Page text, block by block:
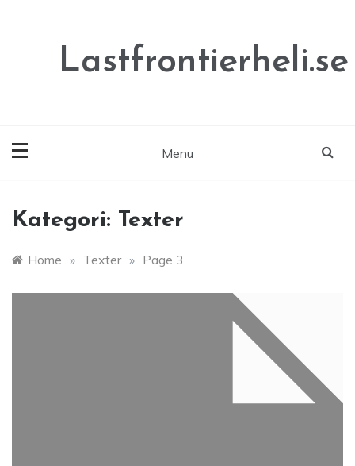
Lastfrontierheli.se
Menu
Kategori: Texter
Home » Texter » Page 3